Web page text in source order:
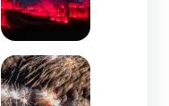
Zoom de l'image